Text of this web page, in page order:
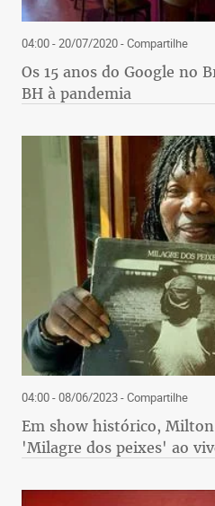
04:00 - 20/07/2020- Compartilhe
Os 15 anos do Google no
BH à pandemia
04:00 - 08/06/2023- Compartilhe
Em show histórico,
'Milagre dos peixes' ao